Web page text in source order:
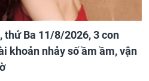
thứ Ba 11/8/2026, 3 con
khoản nhảy số ầm ầm, vận